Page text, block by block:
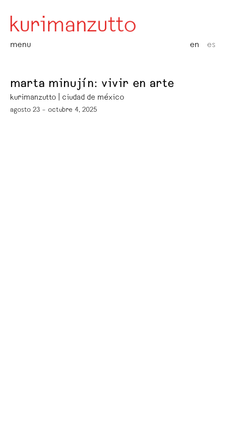
menu en es
marta minujín: vivir en arte
kurimanzutto | ciudad de méxico
agosto 23 – octubre 4, 2025